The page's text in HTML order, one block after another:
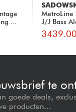
...
MetroLine
J/J Bass
te
goede deals,
producten...